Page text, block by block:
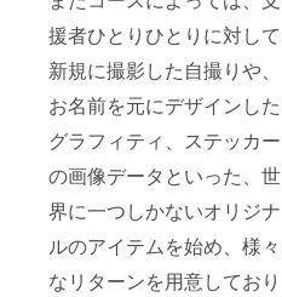
援者ひとりひとりに対して
新規に撮影した自撮りや、
お名前を元にデザインした
グラフィティ、ステッカー
の画像データといった、世
界に一つしかないオリジナ
ルのアイテムを始め、様々
なリターンを用意しており